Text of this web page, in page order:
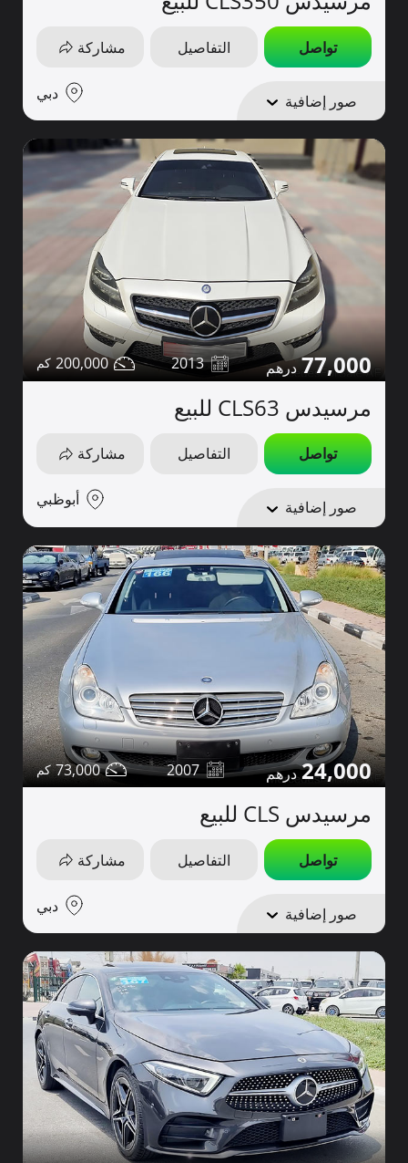
تواصل التفاصيل مشاركة
صور إضافية دبي
77,000
2013
200,000
مرسيدس CLS63 للبيع
تواصل التفاصيل مشاركة
صور إضافية أبوظبي
24,000
2007
73,000
مرسيدس CLS للبيع
تواصل التفاصيل مشاركة
صور إضافية دبي